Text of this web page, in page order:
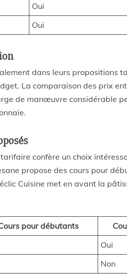
Oui
Oui
dans leurs propositions
La comparaison des prix
de manœuvre considérable
confère un choix
propose des cours pour
Cuisine met en avant la
pour débutants
Oui
Non